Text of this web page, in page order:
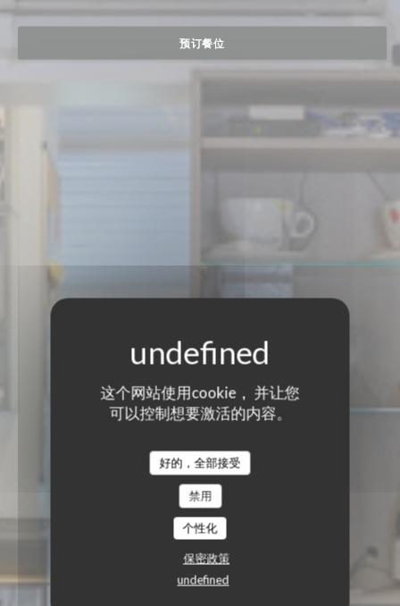
这个网站使用cookie， 并让您
可以控制想要激活的内容。
好的，全部接受
禁用
个性化
保密政策
undefined
预订餐位